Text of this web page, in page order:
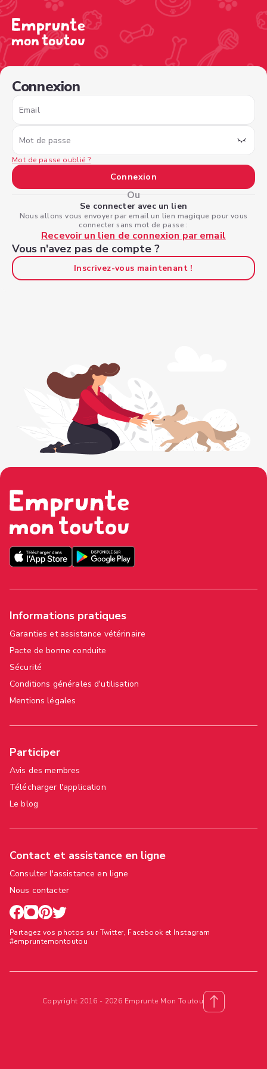
Connexion
Email
Mot de passe
Mot de passe oublié ?
Connexion
Ou
Se connecter avec un lien
Nous allons vous envoyer par email un lien magique pour vous
connecter sans mot de passe :
Recevoir un lien de connexion par email
Vous n'avez pas de compte ?
Inscrivez-vous maintenant !
Informations pratiques
Garanties et assistance vétérinaire
Pacte de bonne conduite
Sécurité
Conditions générales d'utilisation
Mentions légales
Participer
Avis des membres
Télécharger l'application
Le blog
Contact et assistance en ligne
Consulter l'assistance en ligne
Nous contacter
Partagez vos photos sur Twitter, Facebook et Instagram
#empruntemontoutou
Copyright 2016 - 2026 Emprunte Mon Toutou
/sign-in?nextPage=%2Fview-profile%2F881337e3-2fec-